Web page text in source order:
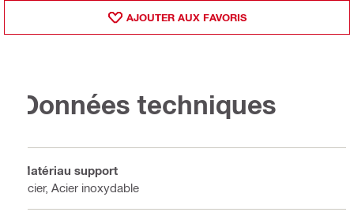
AJOUTER AUX FAVORIS
Données techniques
Matériau support
Acier, Acier inoxydable